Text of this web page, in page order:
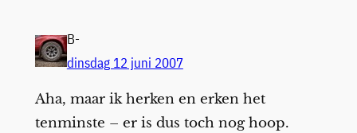
B-
dinsdag 12 juni 2007
Aha, maar ik herken en erken het
tenminste – er is dus toch nog hoop.